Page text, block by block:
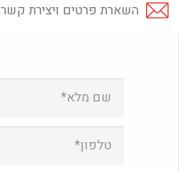
השארת פרטים ויצירת קשר